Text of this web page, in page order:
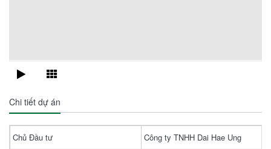
Chi tiết dự án
Chủ Đầu tư Công ty TNHH Dai Hae Ung